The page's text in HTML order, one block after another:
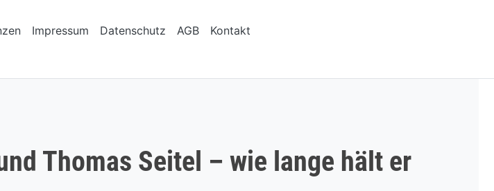
Impressum Datenschutz AGB Kontakt
Thomas Seitel – wie lange hält er